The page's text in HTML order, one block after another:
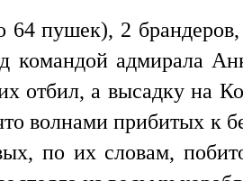
64 пушек), 2
командой адмирала
отбил, а высадку на
волнами прибитых к
по их словам,